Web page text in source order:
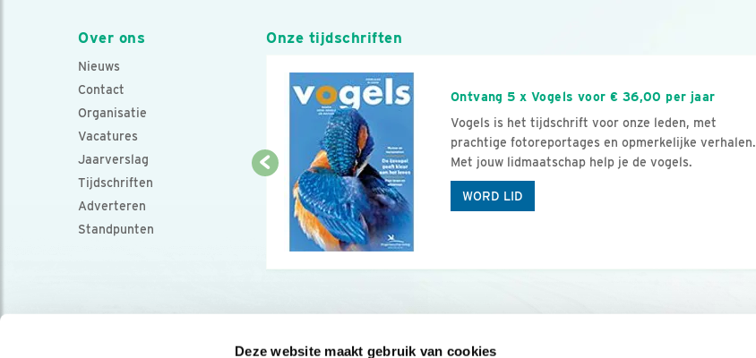
Deze website maakt gebruik van cookies
Over ons
Nieuws
Contact
Organisatie
Vacatures
Jaarverslag
Tijdschriften
Adverteren
Standpunten
Onze tijdschriften
Ontvang 5 x Vogels voor € 36,00 per jaar
Vogels is het tijdschrift voor onze leden, met
prachtige fotoreportages en opmerkelijke verhalen.
Met jouw lidmaatschap help je de vogels.
WORD LID